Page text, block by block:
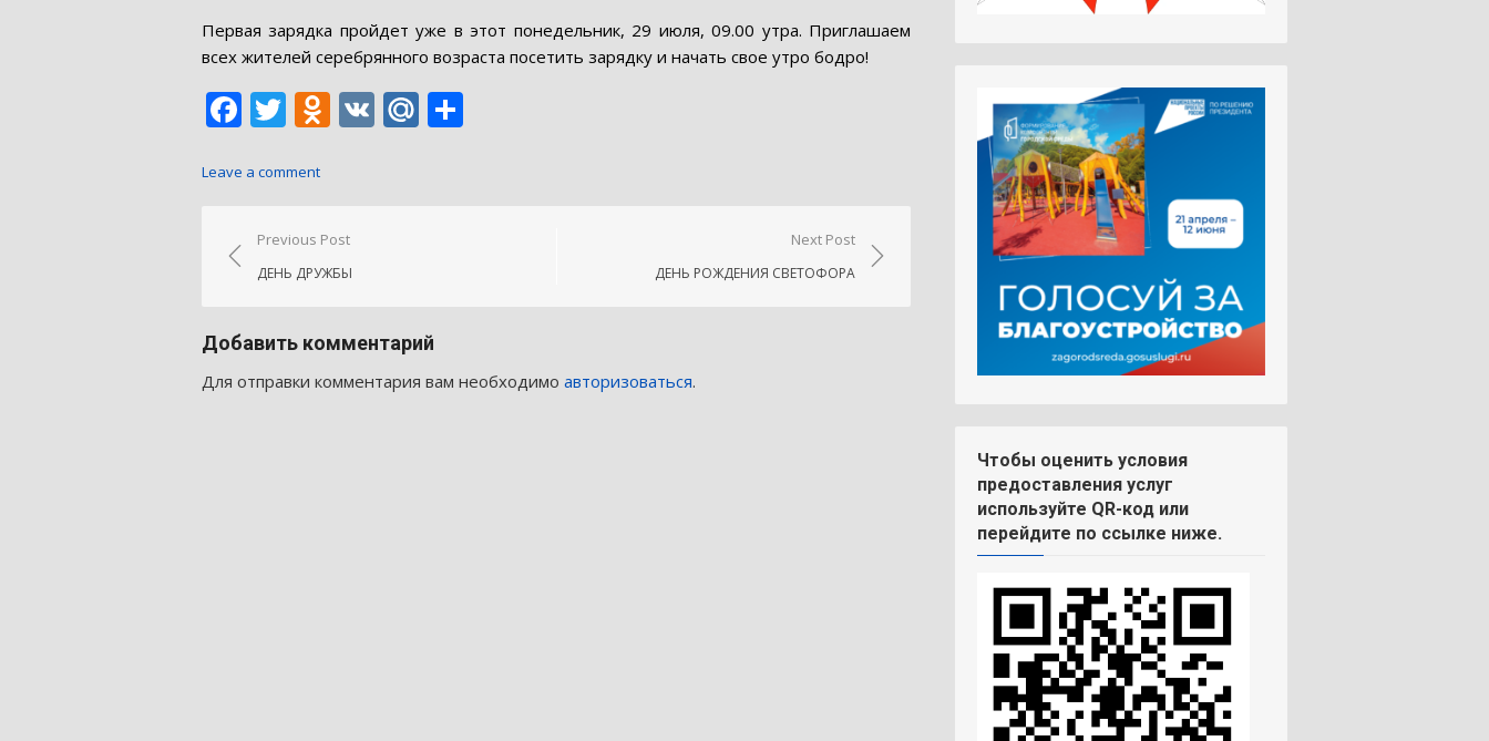
Первая зарядка пройдет уже в этот понедельник, 29 июля, 09.00 утра. Приглашаем
всех жителей серебрянного возраста посетить зарядку и начать свое утро бодро!
Facebook
Twitter
Odnoklassniki
VK Mail.Ru
Leave a comment
Навигация
по
Previous Post
ДЕНЬ ДРУЖБЫ
Next Post
ДЕНЬ РОЖДЕНИЯ СВЕТОФОРА
Добавить комментарий
Для отправки комментария вам необходимо авторизоваться.
Чтобы оценить условия
предоставления услуг
используйте QR-код или
перейдите по ссылке ниже.